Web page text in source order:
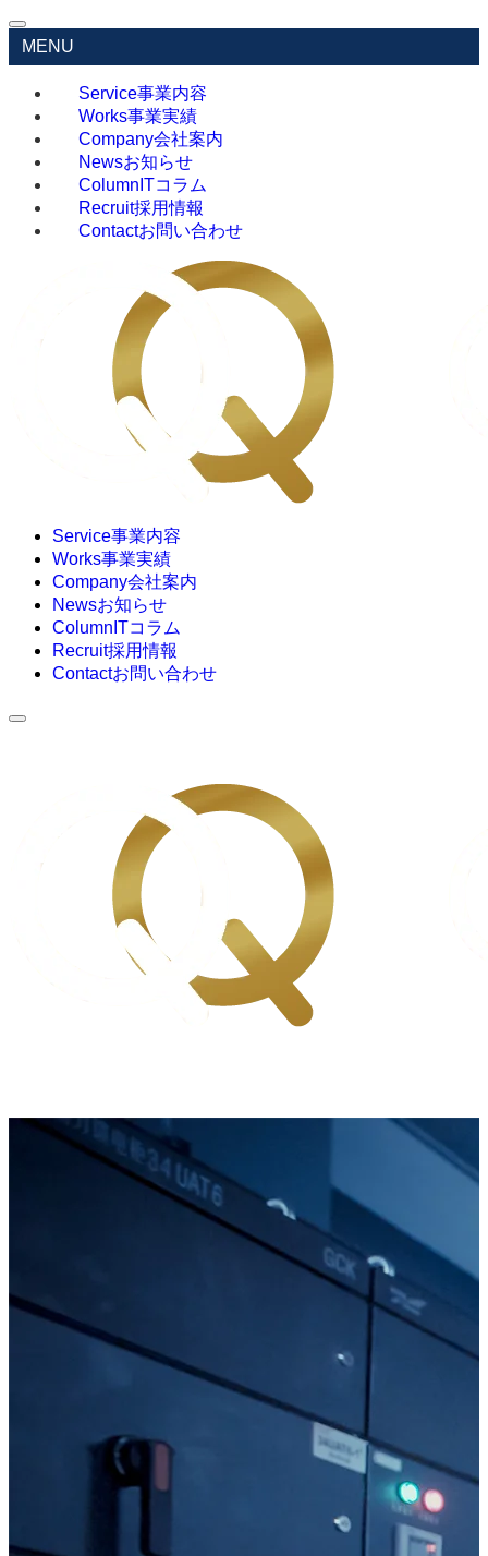
MENU
Service事業内容
Works事業実績
Company会社案内
Newsお知らせ
Column ITコラム
Recruit採用情報
Contactお問い合わせ
Service事業内容
Works事業実績
Company会社案内
Newsお知らせ
Column ITコラム
Recruit採用情報
Contactお問い合わせ